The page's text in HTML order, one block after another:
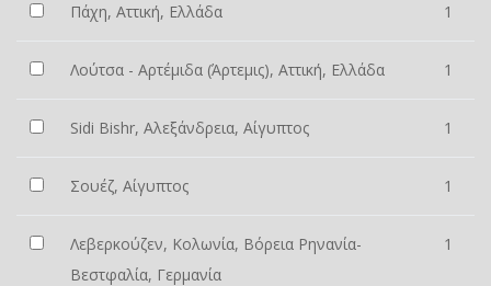
Πάχη, Αττική, Ελλάδα 1
Λούτσα - Αρτέμιδα (Άρτεμις), Αττική, Ελλάδα 1
Sidi Bishr, Αλεξάνδρεια, Αίγυπτος 1
Σουέζ, Αίγυπτος 1
Λεβερκούζεν, Κολωνία, Βόρεια Ρηνανία-
Βεστφαλία, Γερμανία
1